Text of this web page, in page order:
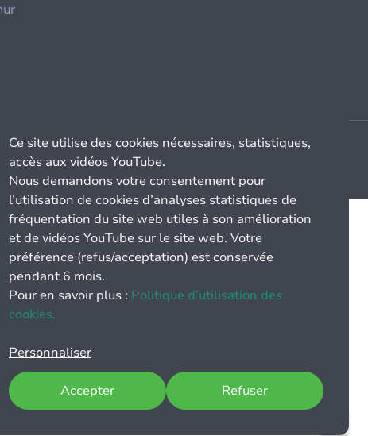
Ce site utilise des cookies nécessaires, statistiques,
accès aux vidéos YouTube.
Nous demandons votre consentement pour
l’utilisation de cookies d’analyses statistiques de
fréquentation du site web utiles à son amélioration
et de vidéos YouTube sur le site web. Votre
préférence (refus/acceptation) est conservée
pendant 6 mois.
Pour en savoir plus : Politique d’utilisation des
cookies.
Personnaliser
Refuser
Accepter